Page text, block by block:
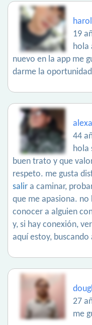
19
hola
nuevo en la app me
darme la oportunidad
44
hola
buen trato y que
respeto. me gusta
salir a caminar,
que me apasiona. no
conocer a alguien
y, si hay conexión,
aquí estoy,
27
me